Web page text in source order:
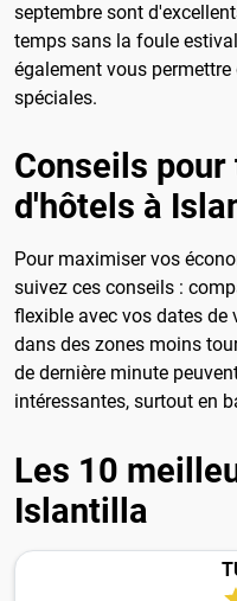
septembre sont
temps sans la foule
également vous
spéciales.
Conseils
d'hôtels à
Pour maximiser vos
suivez ces conseils :
flexible avec vos dates de
dans des zones moins
de dernière minute
intéressantes, surtout en
Les 10
Islantilla